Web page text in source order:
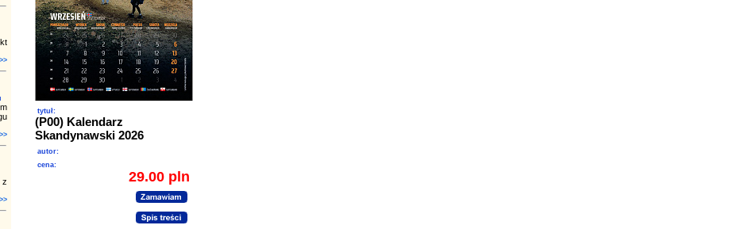
z
tytuł:
(P00) Kalendarz
Skandynawski 2026
autor:
cena:
29.00 pln